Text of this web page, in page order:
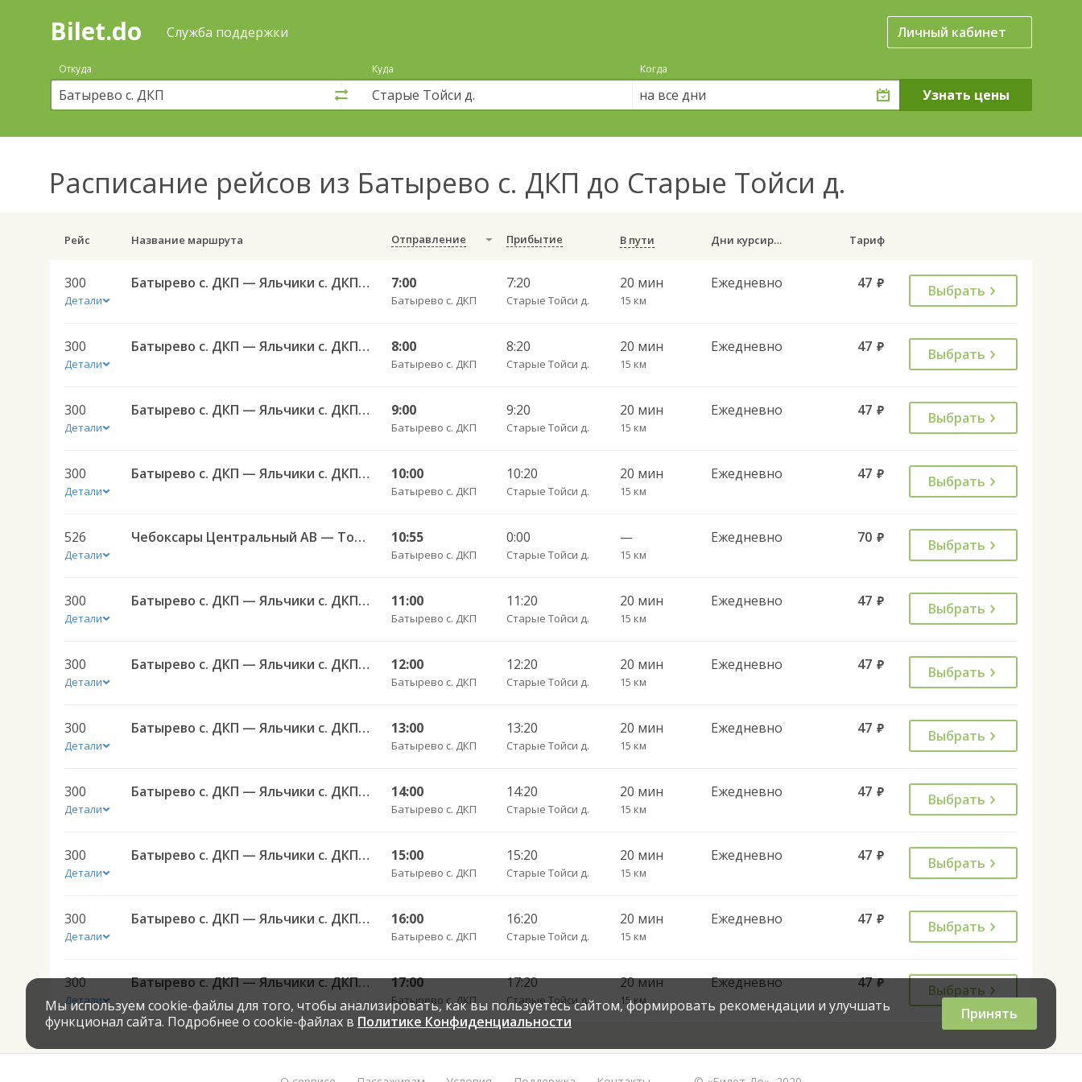
Поиск
покупка
билетов
автобус
онлайн
Bilet.do Служба поддержки Личный кабинет
Откуда Куда Когда
на все дни
Расписание рейсов из Батырево с. ДКП до Старые Тойси д.
Рейс Название маршрута Отправление Прибытие В пути Дни курсирования Тариф
300
Детали
Батырево с. ДКП — Яльчики с. ДКП 300 7:00
Батырево с. ДКП
7:20
Старые Тойси д.
20 мин
15 км
Ежедневно 47 руб. Выбрать
300
Детали
Батырево с. ДКП — Яльчики с. ДКП 300 8:00
Батырево с. ДКП
8:20
Старые Тойси д.
20 мин
15 км
Ежедневно 47 руб. Выбрать
300
Детали
Батырево с. ДКП — Яльчики с. ДКП 300 9:00
Батырево с. ДКП
9:20
Старые Тойси д.
20 мин
15 км
Ежедневно 47 руб. Выбрать
300
Детали
Батырево с. ДКП — Яльчики с. ДКП 300 10:00
Батырево с. ДКП
10:20
Старые Тойси д.
20 мин
15 км
Ежедневно 47 руб. Выбрать
526
Детали
Чебоксары Центральный АВ — Тойси с. (Батырево) 526 10:55
Батырево с. ДКП
0:00
Старые Тойси д.
—
15 км
Ежедневно 70 руб. Выбрать
300
Детали
Батырево с. ДКП — Яльчики с. ДКП 300 11:00
Батырево с. ДКП
11:20
Старые Тойси д.
20 мин
15 км
Ежедневно 47 руб. Выбрать
300
Детали
Батырево с. ДКП — Яльчики с. ДКП 300 12:00
Батырево с. ДКП
12:20
Старые Тойси д.
20 мин
15 км
Ежедневно 47 руб. Выбрать
300
Детали
Батырево с. ДКП — Яльчики с. ДКП 300 13:00
Батырево с. ДКП
13:20
Старые Тойси д.
20 мин
15 км
Ежедневно 47 руб. Выбрать
300
Детали
Батырево с. ДКП — Яльчики с. ДКП 300 14:00
Батырево с. ДКП
14:20
Старые Тойси д.
20 мин
15 км
Ежедневно 47 руб. Выбрать
300
Детали
Батырево с. ДКП — Яльчики с. ДКП 300 15:00
Батырево с. ДКП
15:20
Старые Тойси д.
20 мин
15 км
Ежедневно 47 руб. Выбрать
300
Детали
Батырево с. ДКП — Яльчики с. ДКП 300 16:00
Батырево с. ДКП
16:20
Старые Тойси д.
20 мин
15 км
Ежедневно 47 руб. Выбрать
300
Детали
Батырево с. ДКП — Яльчики с. ДКП 300 17:00
Батырево с. ДКП
17:20
Старые Тойси д.
20 мин
15 км
Ежедневно 47 руб.
Выбрать
Мы используем cookie-файлы для того, чтобы анализировать, как вы пользуетесь сайтом, формировать рекомендации и улучшать
функционал сайта. Подробнее о cookie-файлах в Политике Конфиденциальности Принять